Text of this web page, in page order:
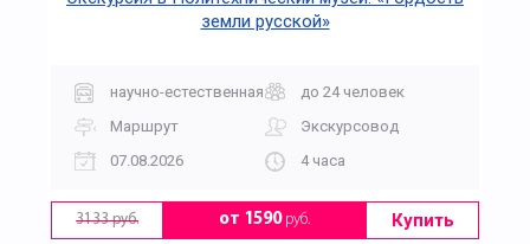
земли русской»
научно-естественная
до 24 человек
Маршрут
Экскурсовод
07.08.2026
4 часа
3133 руб. от 1590руб. Купить